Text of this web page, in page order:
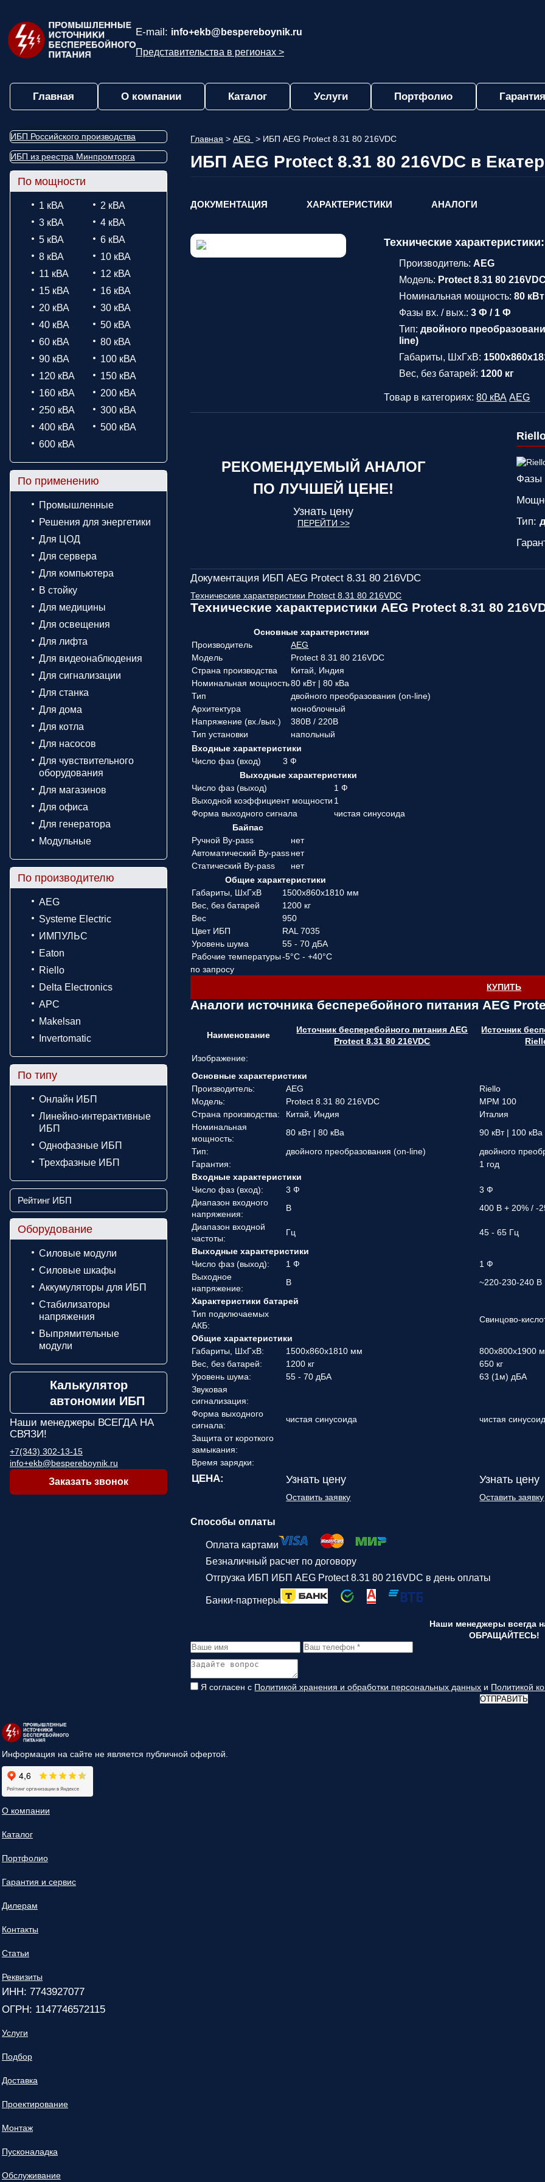
E-mail: info+ekb@bespereboynik.ru
Представительства в регионах >
Главная О компании Каталог Услуги Портфолио
ИБП Российского производства
ИБП из реестра Минпромторга
По мощности
1 кВА
2 кВА
3 кВА
4 кВА
5 кВА
6 кВА
8 кВА
10 кВА
11 кВА
12 кВА
15 кВА
16 кВА
20 кВА
30 кВА
40 кВА
50 кВА
60 кВА
80 кВА
90 кВА
100 кВА
120 кВА
150 кВА
160 кВА
200 кВА
250 кВА
300 кВА
400 кВА
500 кВА
600 кВА
По применению
Промышленные
Решения для энергетики
Для ЦОД
Для сервера
Для компьютера
В стойку
Для медицины
Для освещения
Для лифта
Для видеонаблюдения
Для сигнализации
Для станка
Для дома
Для котла
Для насосов
Для чувствительного
оборудования
Для магазинов
Для офиса
Для генератора
Модульные
По производителю
AEG
Systeme Electric
ИМПУЛЬС
Eaton
Riello
Delta Electronics
APC
Makelsan
Invertomatic
По типу
Онлайн ИБП
Линейно-интерактивные
ИБП
Однофазные ИБП
Трехфазные ИБП
Рейтинг ИБП
Оборудование
Силовые модули
Силовые шкафы
Аккумуляторы для ИБП
Стабилизаторы
напряжения
Выпрямительные
модули
Калькулятор
автономии ИБП
Наши менеджеры ВСЕГДА НА
СВЯЗИ!
+7(343) 302-13-15
info+ekb@bespereboynik.ru
Заказать звонок
Главная > AEG > ИБП AEG Protect 8.31 80 216VDC
ИБП AEG Protect 8.31 80 216VDC в
ДОКУМЕНТАЦИЯ ХАРАКТЕРИСТИКИ АНАЛОГИ
Технические характеристики:
Производитель: AEG
Модель: Protect 8.31 80
Номинальная мощность:80
Фазы вх. / вых.:3 Ф / 1 Ф
Тип:двойного
line)
Габариты, ШхГхВ:
Вес, без батарей: 1200 кг
Товар в категориях:80 кВА AEG
РЕКОМЕНДУЕМЫЙ АНАЛОГ
ПО ЛУЧШЕЙ ЦЕНЕ!
Узнать цену
ПЕРЕЙТИ >>
Фазы
Тип:
Документация ИБП AEG Protect 8.31 80 216VDC
Технические характеристики Protect 8.31 80 216VDC
Технические характеристики AEG Protect 8.31 80
Основные характеристики
Производитель
AEG
Модель
Protect 8.31 80 216VDC
Страна производства
Китай, Индия
Номинальная мощность80 кВт | 80 кВа
Тип
двойного преобразования (on-line)
Архитектура
моноблочный
Напряжение (вx./вых.)
380В / 220В
Тип установки
напольный
Входные характеристики
Число фаз (вход)
3 Ф
Выходные характеристики
Число фаз (выход)
1 Ф
Выходной коэффициент мощности 1
Форма выходного сигнала
чистая синусоида
Байпас
Ручной By-pass
нет
Автоматический By-passнет
Статический By-pass
нет
Общие характеристики
Габариты, ШхГхВ
1500х860х1810 мм
Вес, без батарей
1200 кг
Вес
950
Цвет ИБП
RAL 7035
Уровень шума
55 - 70 дБА
Рабочие температуры -5°C - +40°C
по запросу
КУПИТЬ
Аналоги источника бесперебойного питания AEG
Наименование
Источник бесперебойного питания AEG
Protect 8.31 80 216VDC
Источник
Изображение:
Основные характеристики
Производитель:
AEG
Riello
Модель:
Protect 8.31 80 216VDC
MPM 100
Страна производства:
Китай, Индия
Италия
Номинальная
мощность:
80 кВт | 80 кВа
90 кВт | 100 кВа
Тип:
двойного преобразования (on-line)
двойного
Гарантия:
1 год
Входные характеристики
Число фаз (вход):
3 Ф
3 Ф
Диапазон входного
напряжения:
В
400 В + 20% / -
Диапазон входной
частоты:
Гц
45 - 65 Гц
Выходные характеристики
Число фаз (выход):
1 Ф
1 Ф
Выходное
напряжение:
В
~220-230-240 В
Характеристики батарей
Тип подключаемых
АКБ:
Свинцово-
Общие характеристики
Габариты, ШхГхВ:
1500х860х1810 мм
800х800х1900
Вес, без батарей:
1200 кг
650 кг
Уровень шума:
55 - 70 дБА
63 (1м) дБА
Звуковая
сигнализация:
Форма выходного
сигнала:
чистая синусоида
чистая
Защита от короткого
замыкания:
Время зарядки:
ЦЕНА: Узнать цену Узнать цену
Оставить заявку Оставить заявку
Способы оплаты
Оплата картами
Безналичный расчет по договору
Отгрузка ИБП ИБП AEG Protect 8.31 80 216VDC в день оплаты
Банки-партнеры
Наши менеджеры всегда
ОБРАЩАЙТЕСЬ!
Я согласен с Политикой хранения и обработки персональных данных и Политикой
ОТПРАВИТЬ
Информация на сайте не является публичной офертой.
О компании
Каталог
Портфолио
Гарантия и сервис
Дилерам
Контакты
Статьи
Реквизиты
ИНН: 7743927077
ОГРН: 1147746572115
Услуги
Подбор
Доставка
Проектирование
Монтаж
Пусконаладка
Обслуживание